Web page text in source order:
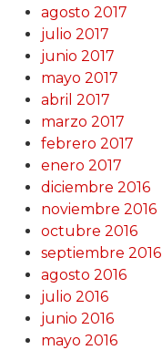
agosto 2017
julio 2017
junio 2017
mayo 2017
abril 2017
marzo 2017
febrero 2017
enero 2017
diciembre 2016
noviembre 2016
octubre 2016
septiembre 2016
agosto 2016
julio 2016
junio 2016
mayo 2016